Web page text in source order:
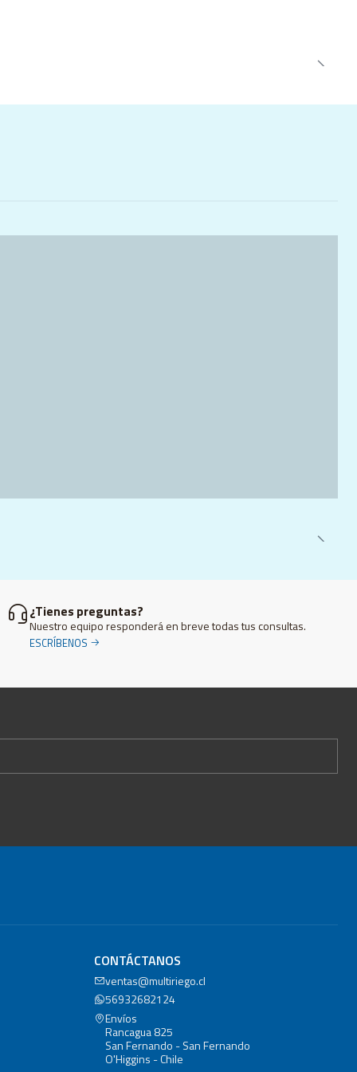
¿Tienes preguntas?
Nuestro equipo responderá en breve todas tus consultas.
ESCRÍBENOS
CONTÁCTANOS
ventas@multiriego.cl
56932682124
Envíos
Rancagua 825
San Fernando - San Fernando
O'Higgins - Chile